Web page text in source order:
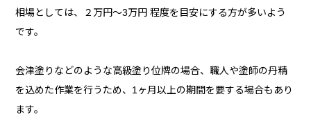
相場としては、２万円～3万円 程度を目安にする方が多いよう
です。
会津塗りなどのような高級塗り位牌の場合、職人や塗師の丹精
を込めた作業を行うため、1ヶ月以上の期間を要する場合もあり
ます。